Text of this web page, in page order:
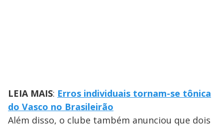
LEIA MAIS: Erros individuais tornam-se tônica
do Vasco no Brasileirão
Além disso, o clube também anunciou que dois